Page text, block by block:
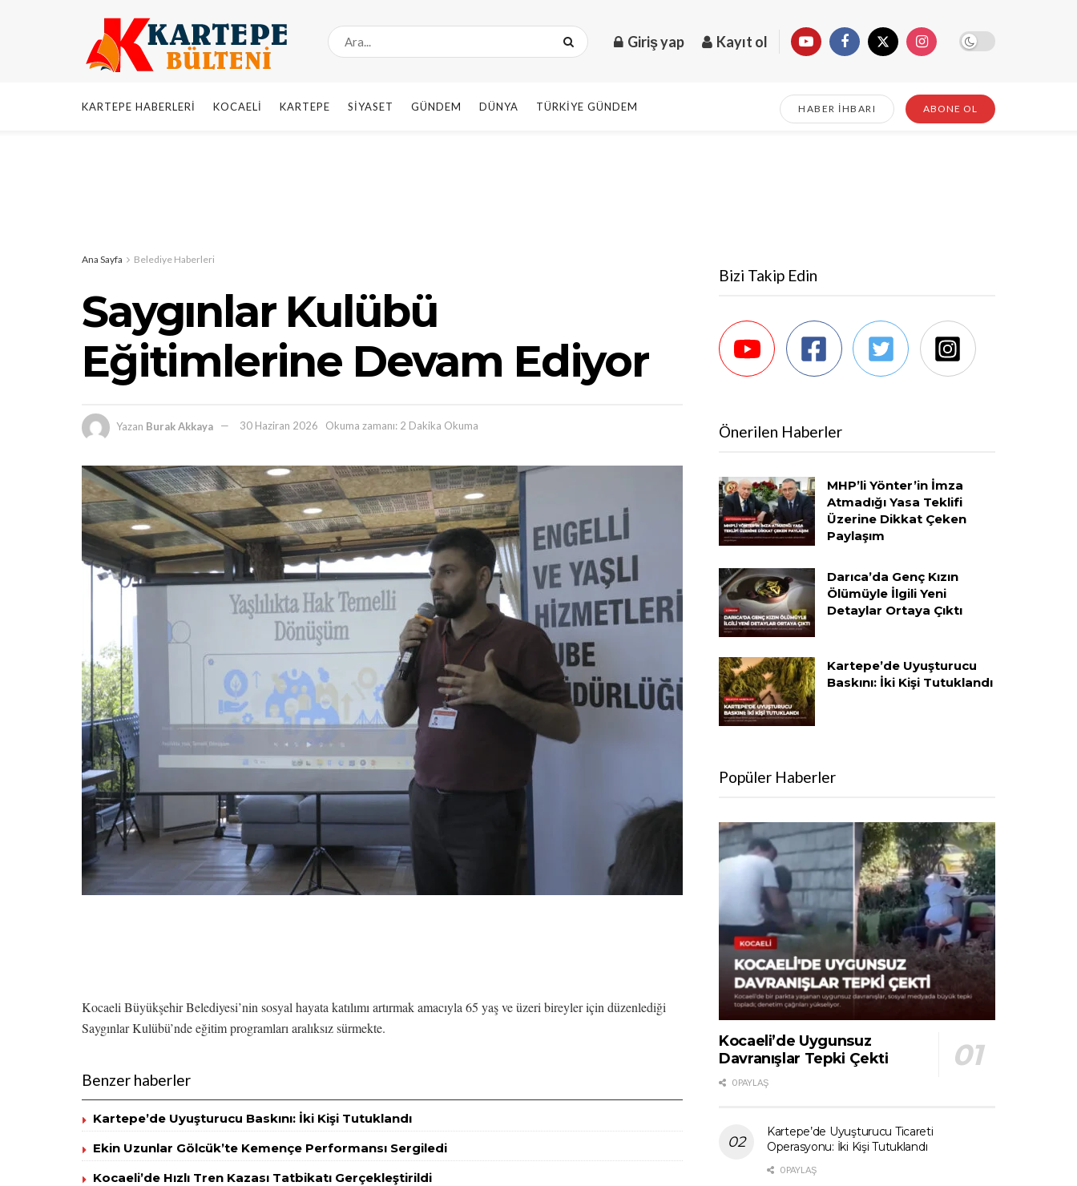
Giriş yap Kayıt ol
KARTEPE HABERLERI KOCAELI KARTEPE SIYASET GÜNDEM DÜNYA TÜRKIYE GÜNDEM HABER İHBARI ABONE OL
Ana Sayfa Belediye Haberleri
Saygınlar Kulübü
Eğitimlerine Devam Ediyor
Yazan Burak Akkaya 30 Haziran 2026 Okuma zamanı: 2 Dakika Okuma
Kocaeli Büyükşehir Belediyesi’nin sosyal hayata katılımı artırmak amacıyla 65 yaş ve üzeri bireyler için düzenlediği
Saygınlar Kulübü’nde eğitim programları aralıksız sürmekte.
Benzer haberler
Kartepe’de Uyuşturucu Baskını: İki Kişi Tutuklandı
Ekin Uzunlar Gölcük’te Kemençe Performansı Sergiledi
Kocaeli’de Hızlı Tren Kazası Tatbikatı Gerçekleştirildi
Bizi Takip Edin
Önerilen Haberler
MHP’li Yönter’in İmza
Atmadığı Yasa Teklifi
Üzerine Dikkat Çeken
Paylaşım
Darıca’da Genç Kızın
Ölümüyle İlgili Yeni
Detaylar Ortaya Çıktı
Kartepe’de Uyuşturucu
Baskını: İki Kişi Tutuklandı
Popüler Haberler
Kocaeli’de Uygunsuz
Davranışlar Tepki Çekti
0 PAYLAŞ
Kartepe’de Uyuşturucu Ticareti
Operasyonu: İki Kişi Tutuklandı
0 PAYLAŞ